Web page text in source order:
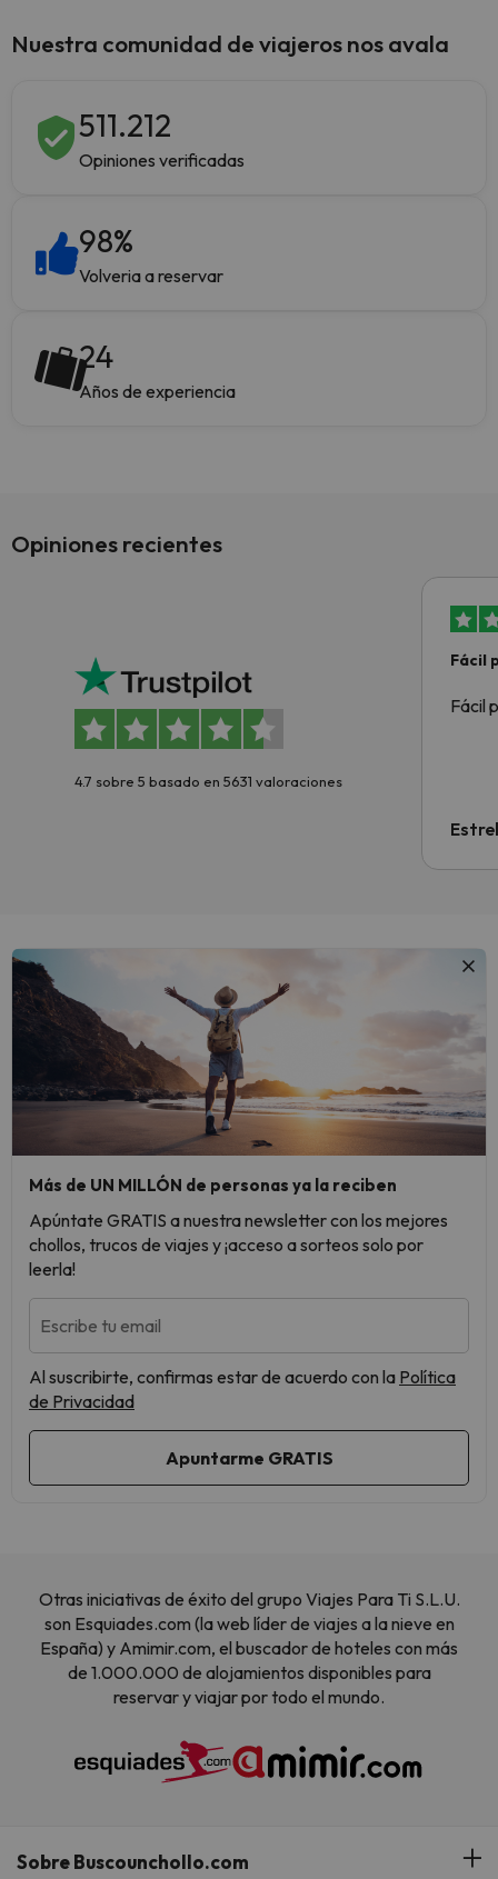
Nuestra comunidad de viajeros nos avala
511.212
Opiniones verificadas
98%
Volveria a reservar
24
Años de experiencia
Opiniones recientes
4.7 sobre 5 basado en 5631 valoraciones
Fácil
Fácil
Más de UN MILLÓN de personas ya la reciben
Apúntate GRATIS a nuestra newsletter con los mejores
chollos, trucos de viajes y ¡acceso a sorteos solo por
leerla!
Escribe tu email
Al suscribirte, confirmas estar de acuerdo con la Política
de Privacidad
Otras iniciativas de éxito del grupo Viajes Para Ti S.L.U.
son Esquiades.com (la web líder de viajes a la nieve en
España) y Amimir.com, el buscador de hoteles con más
de 1.000.000 de alojamientos disponibles para
reservar y viajar por todo el mundo.
Sobre Buscounchollo.com